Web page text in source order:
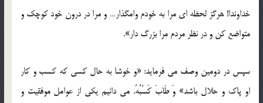
خداوندا! هرگز لحظه ای مرا به خودم وامگذار… و مرا در درون خود کوچک و
متواضع کن و در نظر مردم مرا بزرگ دار».
سپس در دومین وصف می فرماید: «و خوشا به حال کسی که کسب و کار
او پاک و حلال باشد» وَ طَابَ کَسْبُهُ. می دانیم یکی از عوامل موفقیت و